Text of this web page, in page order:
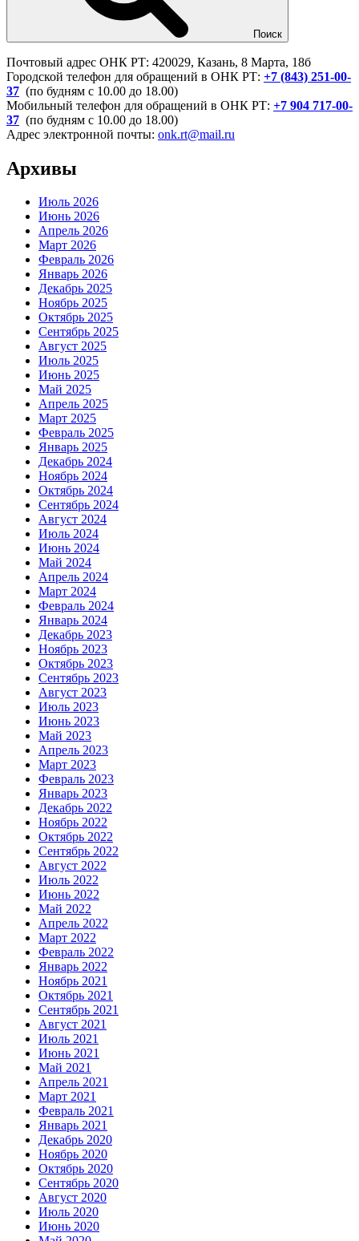
Поиск
Почтовый адрес ОНК РТ: 420029, Казань, 8 Марта, 18б
Городской телефон для обращений в ОНК РТ: +7 (843) 251-00-
37 (по будням с 10.00 до 18.00)
Мобильный телефон для обращений в ОНК РТ: +7 904 717-00-
37 (по будням с 10.00 до 18.00)
Адрес электронной почты: onk.rt@mail.ru
Архивы
Июль 2026
Июнь 2026
Апрель 2026
Март 2026
Февраль 2026
Январь 2026
Декабрь 2025
Ноябрь 2025
Октябрь 2025
Сентябрь 2025
Август 2025
Июль 2025
Июнь 2025
Май 2025
Апрель 2025
Март 2025
Февраль 2025
Январь 2025
Декабрь 2024
Ноябрь 2024
Октябрь 2024
Сентябрь 2024
Август 2024
Июль 2024
Июнь 2024
Май 2024
Апрель 2024
Март 2024
Февраль 2024
Январь 2024
Декабрь 2023
Ноябрь 2023
Октябрь 2023
Сентябрь 2023
Август 2023
Июль 2023
Июнь 2023
Май 2023
Апрель 2023
Март 2023
Февраль 2023
Январь 2023
Декабрь 2022
Ноябрь 2022
Октябрь 2022
Сентябрь 2022
Август 2022
Июль 2022
Июнь 2022
Май 2022
Апрель 2022
Март 2022
Февраль 2022
Январь 2022
Ноябрь 2021
Октябрь 2021
Сентябрь 2021
Август 2021
Июль 2021
Июнь 2021
Май 2021
Апрель 2021
Март 2021
Февраль 2021
Январь 2021
Декабрь 2020
Ноябрь 2020
Октябрь 2020
Сентябрь 2020
Август 2020
Июль 2020
Июнь 2020